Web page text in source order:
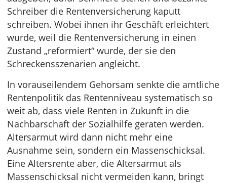
Schreiber die Rentenversicherung kaputt
schreiben. Wobei ihnen ihr Geschäft erleichtert
wurde, weil die Rentenversicherung in einen
Zustand „reformiert“ wurde, der sie den
Schreckensszenarien angleicht.
In vorauseilendem Gehorsam senkte die amtliche
Rentenpolitik das Rentenniveau systematisch so
weit ab, dass viele Renten in Zukunft in die
Nachbarschaft der Sozialhilfe geraten werden.
Altersarmut wird dann nicht mehr eine
Ausnahme sein, sondern ein Massenschicksal.
Eine Altersrente aber, die Altersarmut als
Massenschicksal nicht vermeiden kann, bringt